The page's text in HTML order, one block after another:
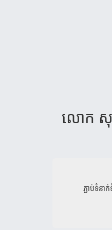
លោក សុ
ភ្ជាប់ទំន